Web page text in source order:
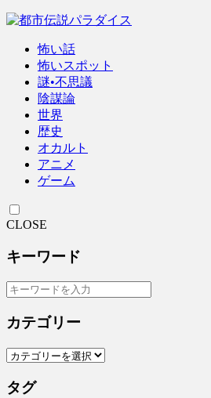
怖い話
怖いスポット
謎•不思議
陰謀論
世界
歴史
オカルト
アニメ
ゲーム
CLOSE
キーワード
カテゴリー
タグ